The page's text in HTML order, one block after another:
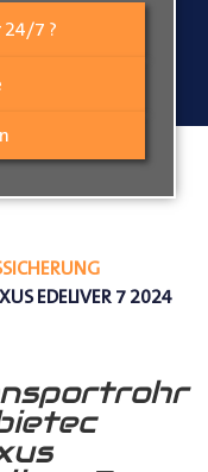
24/7 ?
EDELIVER 7 2024